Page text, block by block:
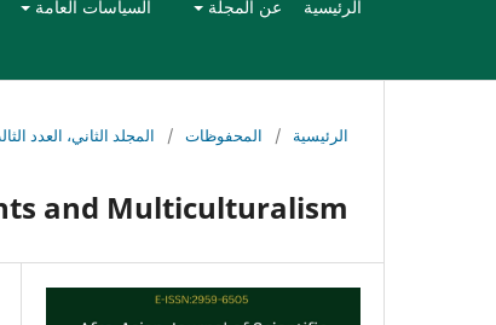
الرئيسية عن المجلة السياسات العامة
الرئيسية / المحفوظات / المجلد الثاني، العدد
and Multiculturalism